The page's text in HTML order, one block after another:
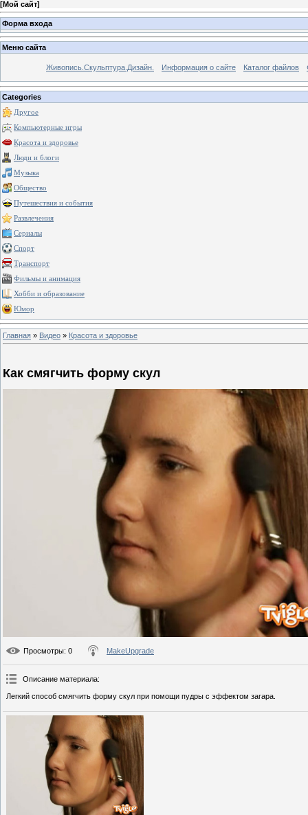
[Мой сайт]
Форма входа
Меню сайта
Живопись.Скульптура.Дизайн. Информация о сайте Каталог файлов
Categories
Другое
Компьютерные игры
Красота и здоровье
Люди и блоги
Музыка
Общество
Путешествия и события
Развлечения
Сериалы
Спорт
Транспорт
Фильмы и анимация
Хобби и образование
Юмор
Главная » Видео » Красота и здоровье
Как смягчить форму скул
Просмотры: 0 MakeUpgrade
Описание материала:
Легкий способ смягчить форму скул при помощи пудры с эффектом загара.